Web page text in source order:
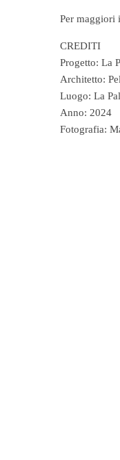
Per maggiori
CREDITI
Progetto: La
Architetto:
Luogo: La
Anno: 2024
Fotografia: